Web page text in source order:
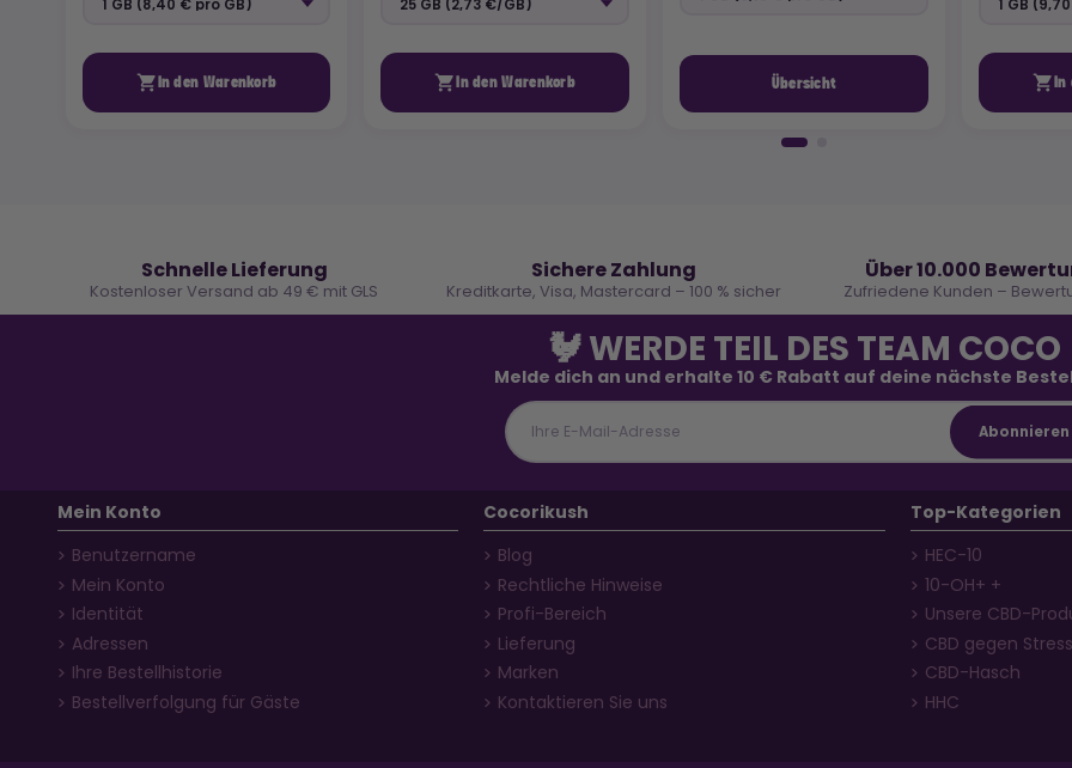
 In den Warenkorb  In den Warenkorb Übersicht 
Schnelle Lieferung
Kostenloser Versand ab 49 € mit GLS
Sichere Zahlung
Kreditkarte, Visa, Mastercard – 100 % sicher
Über 10.000
Zufriedene Kunden –
🐓 WERDE TEIL DES TEAM COCO
Melde dich an und erhalte 10 € Rabatt auf deine nächste
Mein Konto
Benutzername
Mein Konto
Identität
Adressen
Ihre Bestellhistorie
Bestellverfolgung für Gäste
Cocorikush
Blog
Rechtliche Hinweise
Profi-Bereich
Lieferung
Marken
Kontaktieren Sie uns
Top-Kategorien
HEC-10
10-OH+ +
Unsere CBD-
CBD gegen Stress
CBD-Hasch
HHC